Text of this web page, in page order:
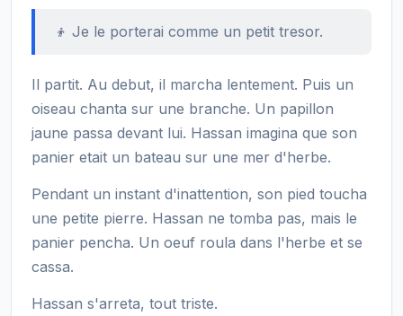
👦 Je le porterai comme un petit tresor.
Il partit. Au debut, il marcha lentement. Puis un
oiseau chanta sur une branche. Un papillon
jaune passa devant lui. Hassan imagina que son
panier etait un bateau sur une mer d'herbe.
Pendant un instant d'inattention, son pied toucha
une petite pierre. Hassan ne tomba pas, mais le
panier pencha. Un oeuf roula dans l'herbe et se
cassa.
Hassan s'arreta, tout triste.